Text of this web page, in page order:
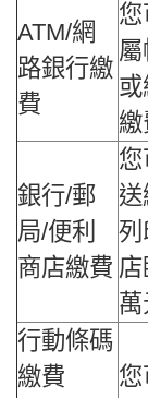
ATM/網
路銀行繳
費
繳
銀行/郵
局/便利
商店繳費
列
萬
行動條碼
繳費